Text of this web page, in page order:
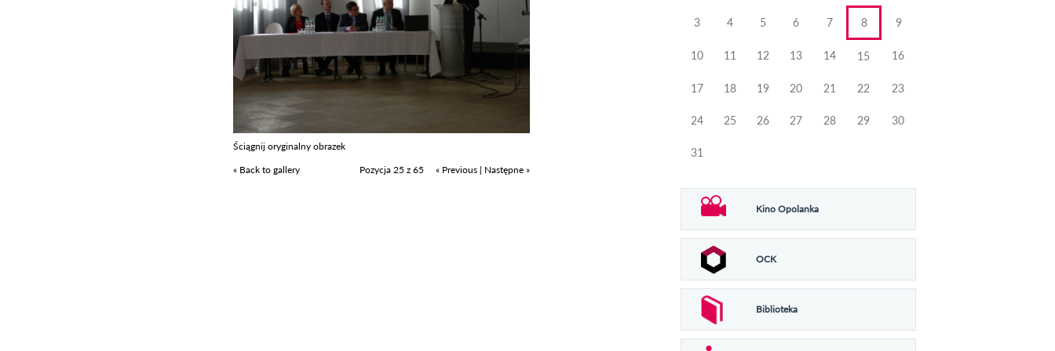
Ściągnij oryginalny obrazek
« Back to gallery
Pozycja 25 z 65 « Previous | Następne »
3 4 5 6 7 8 9
10 11 12 13 14 15 16
17 18 19 20 21 22 23
24 25 26 27 28 29 30
31
Kino Opolanka
OCK
Biblioteka